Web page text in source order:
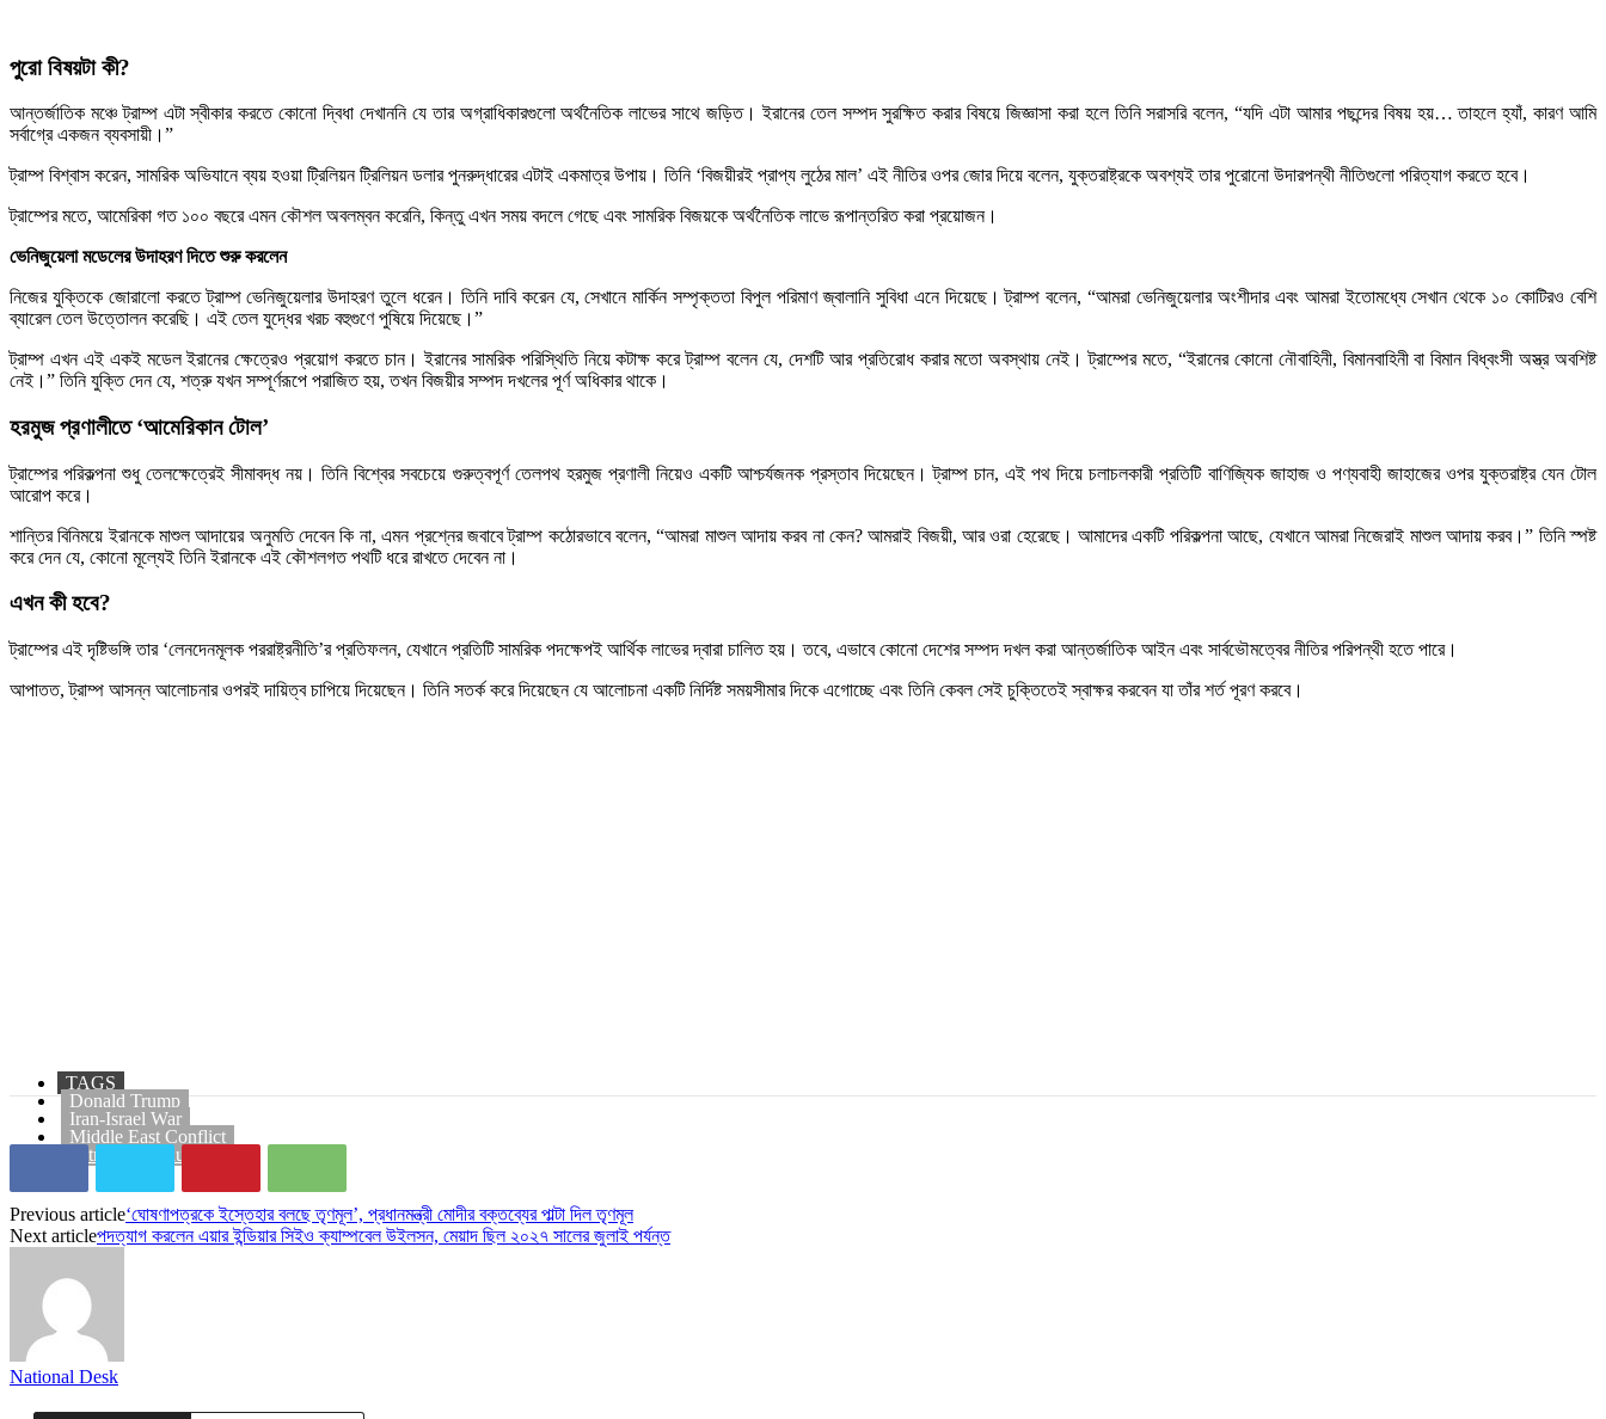
পুরো বিষয়টা কী?
আন্তর্জাতিক মঞ্চে ট্রাম্প এটা স্বীকার করতে কোনো দ্বিধা দেখাননি যে তার অগ্রাধিকারগুলো অর্থনৈতিক লাভের সাথে জড়িত। ইরানের তেল সম্পদ সুরক্ষিত করার বিষয়ে জিজ্ঞাসা করা হলে তিনি সরাসরি বলেন, “যদি এটা আমার পছন্দের বিষয় হয়… তাহলে হ্যাঁ, কারণ আমি
সর্বাগ্রে একজন ব্যবসায়ী।”
ট্রাম্প বিশ্বাস করেন, সামরিক অভিযানে ব্যয় হওয়া ট্রিলিয়ন ট্রিলিয়ন ডলার পুনরুদ্ধারের এটাই একমাত্র উপায়। তিনি ‘বিজয়ীরই প্রাপ্য লুঠের মাল’ এই নীতির ওপর জোর দিয়ে বলেন, যুক্তরাষ্ট্রকে অবশ্যই তার পুরোনো উদারপন্থী নীতিগুলো পরিত্যাগ করতে হবে।
ট্রাম্পের মতে, আমেরিকা গত ১০০ বছরে এমন কৌশল অবলম্বন করেনি, কিন্তু এখন সময় বদলে গেছে এবং সামরিক বিজয়কে অর্থনৈতিক লাভে রূপান্তরিত করা প্রয়োজন।
ভেনিজুয়েলা মডেলের উদাহরণ দিতে শুরু করলেন
নিজের যুক্তিকে জোরালো করতে ট্রাম্প ভেনিজুয়েলার উদাহরণ তুলে ধরেন। তিনি দাবি করেন যে, সেখানে মার্কিন সম্পৃক্ততা বিপুল পরিমাণ জ্বালানি সুবিধা এনে দিয়েছে। ট্রাম্প বলেন, “আমরা ভেনিজুয়েলার অংশীদার এবং আমরা ইতোমধ্যে সেখান থেকে ১০ কোটিরও বেশি
ব্যারেল তেল উত্তোলন করেছি। এই তেল যুদ্ধের খরচ বহুগুণে পুষিয়ে দিয়েছে।”
ট্রাম্প এখন এই একই মডেল ইরানের ক্ষেত্রেও প্রয়োগ করতে চান। ইরানের সামরিক পরিস্থিতি নিয়ে কটাক্ষ করে ট্রাম্প বলেন যে, দেশটি আর প্রতিরোধ করার মতো অবস্থায় নেই। ট্রাম্পের মতে, “ইরানের কোনো নৌবাহিনী, বিমানবাহিনী বা বিমান বিধ্বংসী অস্ত্র অবশিষ্ট
নেই।” তিনি যুক্তি দেন যে, শত্রু যখন সম্পূর্ণরূপে পরাজিত হয়, তখন বিজয়ীর সম্পদ দখলের পূর্ণ অধিকার থাকে।
হরমুজ প্রণালীতে ‘আমেরিকান টোল’
ট্রাম্পের পরিকল্পনা শুধু তেলক্ষেত্রেই সীমাবদ্ধ নয়। তিনি বিশ্বের সবচেয়ে গুরুত্বপূর্ণ তেলপথ হরমুজ প্রণালী নিয়েও একটি আশ্চর্যজনক প্রস্তাব দিয়েছেন। ট্রাম্প চান, এই পথ দিয়ে চলাচলকারী প্রতিটি বাণিজ্যিক জাহাজ ও পণ্যবাহী জাহাজের ওপর যুক্তরাষ্ট্র যেন টোল
আরোপ করে।
শান্তির বিনিময়ে ইরানকে মাশুল আদায়ের অনুমতি দেবেন কি না, এমন প্রশ্নের জবাবে ট্রাম্প কঠোরভাবে বলেন, “আমরা মাশুল আদায় করব না কেন? আমরাই বিজয়ী, আর ওরা হেরেছে। আমাদের একটি পরিকল্পনা আছে, যেখানে আমরা নিজেরাই মাশুল আদায় করব।” তিনি স্পষ্ট
করে দেন যে, কোনো মূল্যেই তিনি ইরানকে এই কৌশলগত পথটি ধরে রাখতে দেবেন না।
এখন কী হবে?
ট্রাম্পের এই দৃষ্টিভঙ্গি তার ‘লেনদেনমূলক পররাষ্ট্রনীতি’র প্রতিফলন, যেখানে প্রতিটি সামরিক পদক্ষেপই আর্থিক লাভের দ্বারা চালিত হয়। তবে, এভাবে কোনো দেশের সম্পদ দখল করা আন্তর্জাতিক আইন এবং সার্বভৌমত্বের নীতির পরিপন্থী হতে পারে।
আপাতত, ট্রাম্প আসন্ন আলোচনার ওপরই দায়িত্ব চাপিয়ে দিয়েছেন। তিনি সতর্ক করে দিয়েছেন যে আলোচনা একটি নির্দিষ্ট সময়সীমার দিকে এগোচ্ছে এবং তিনি কেবল সেই চুক্তিতেই স্বাক্ষর করবেন যা তাঁর শর্ত পূরণ করবে।
TAGS
Donald Trump
Iran-Israel War
Middle East Conflict
PetroleuaProducts
Previous article‘ঘোষণাপত্রকে ইস্তেহার বলছে তৃণমূল’, প্রধানমন্ত্রী মোদীর বক্তব্যের পাল্টা দিল তৃণমূল
Next articleপদত্যাগ করলেন এয়ার ইন্ডিয়ার সিইও ক্যাম্পবেল উইলসন, মেয়াদ ছিল ২০২৭ সালের জুলাই পর্যন্ত
National Desk